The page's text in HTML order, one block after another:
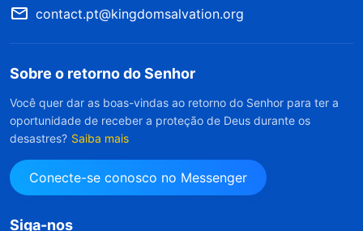
contact.pt@kingdomsalvation.org
Sobre o retorno do Senhor
Você quer dar as boas-vindas ao retorno do Senhor para ter a
oportunidade de receber a proteção de Deus durante os
desastres? Saiba mais
Conecte-se conosco no Messenger
Siga-nos